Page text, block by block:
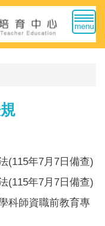
(115年7月7日備查)
(115年7月7日備查)
科師資職前教育專